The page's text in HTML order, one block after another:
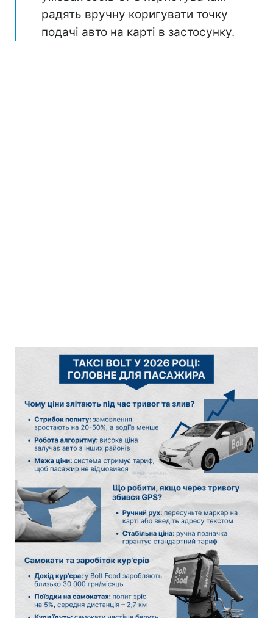
радять вручну коригувати точку
подачі авто на карті в застосунку.